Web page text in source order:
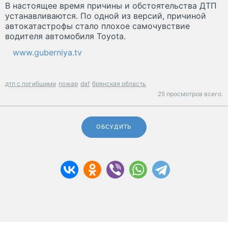
В настоящее время причины и обстоятельства ДТП
устанавливаются. По одной из версий, причиной
автокатастрофы стало плохое самочувствие
водителя автомобиля Toyota.
www.guberniya.tv
дтп с погибшими пожар daf брянская область
25 просмотров всего.
ОБСУДИТЬ